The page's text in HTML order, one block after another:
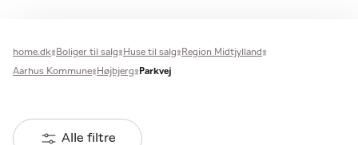
home.dk Boliger til salg Huse til salg
Region Midtjylland
Aarhus Kommune
Højbjerg Parkvej
Alle filtre